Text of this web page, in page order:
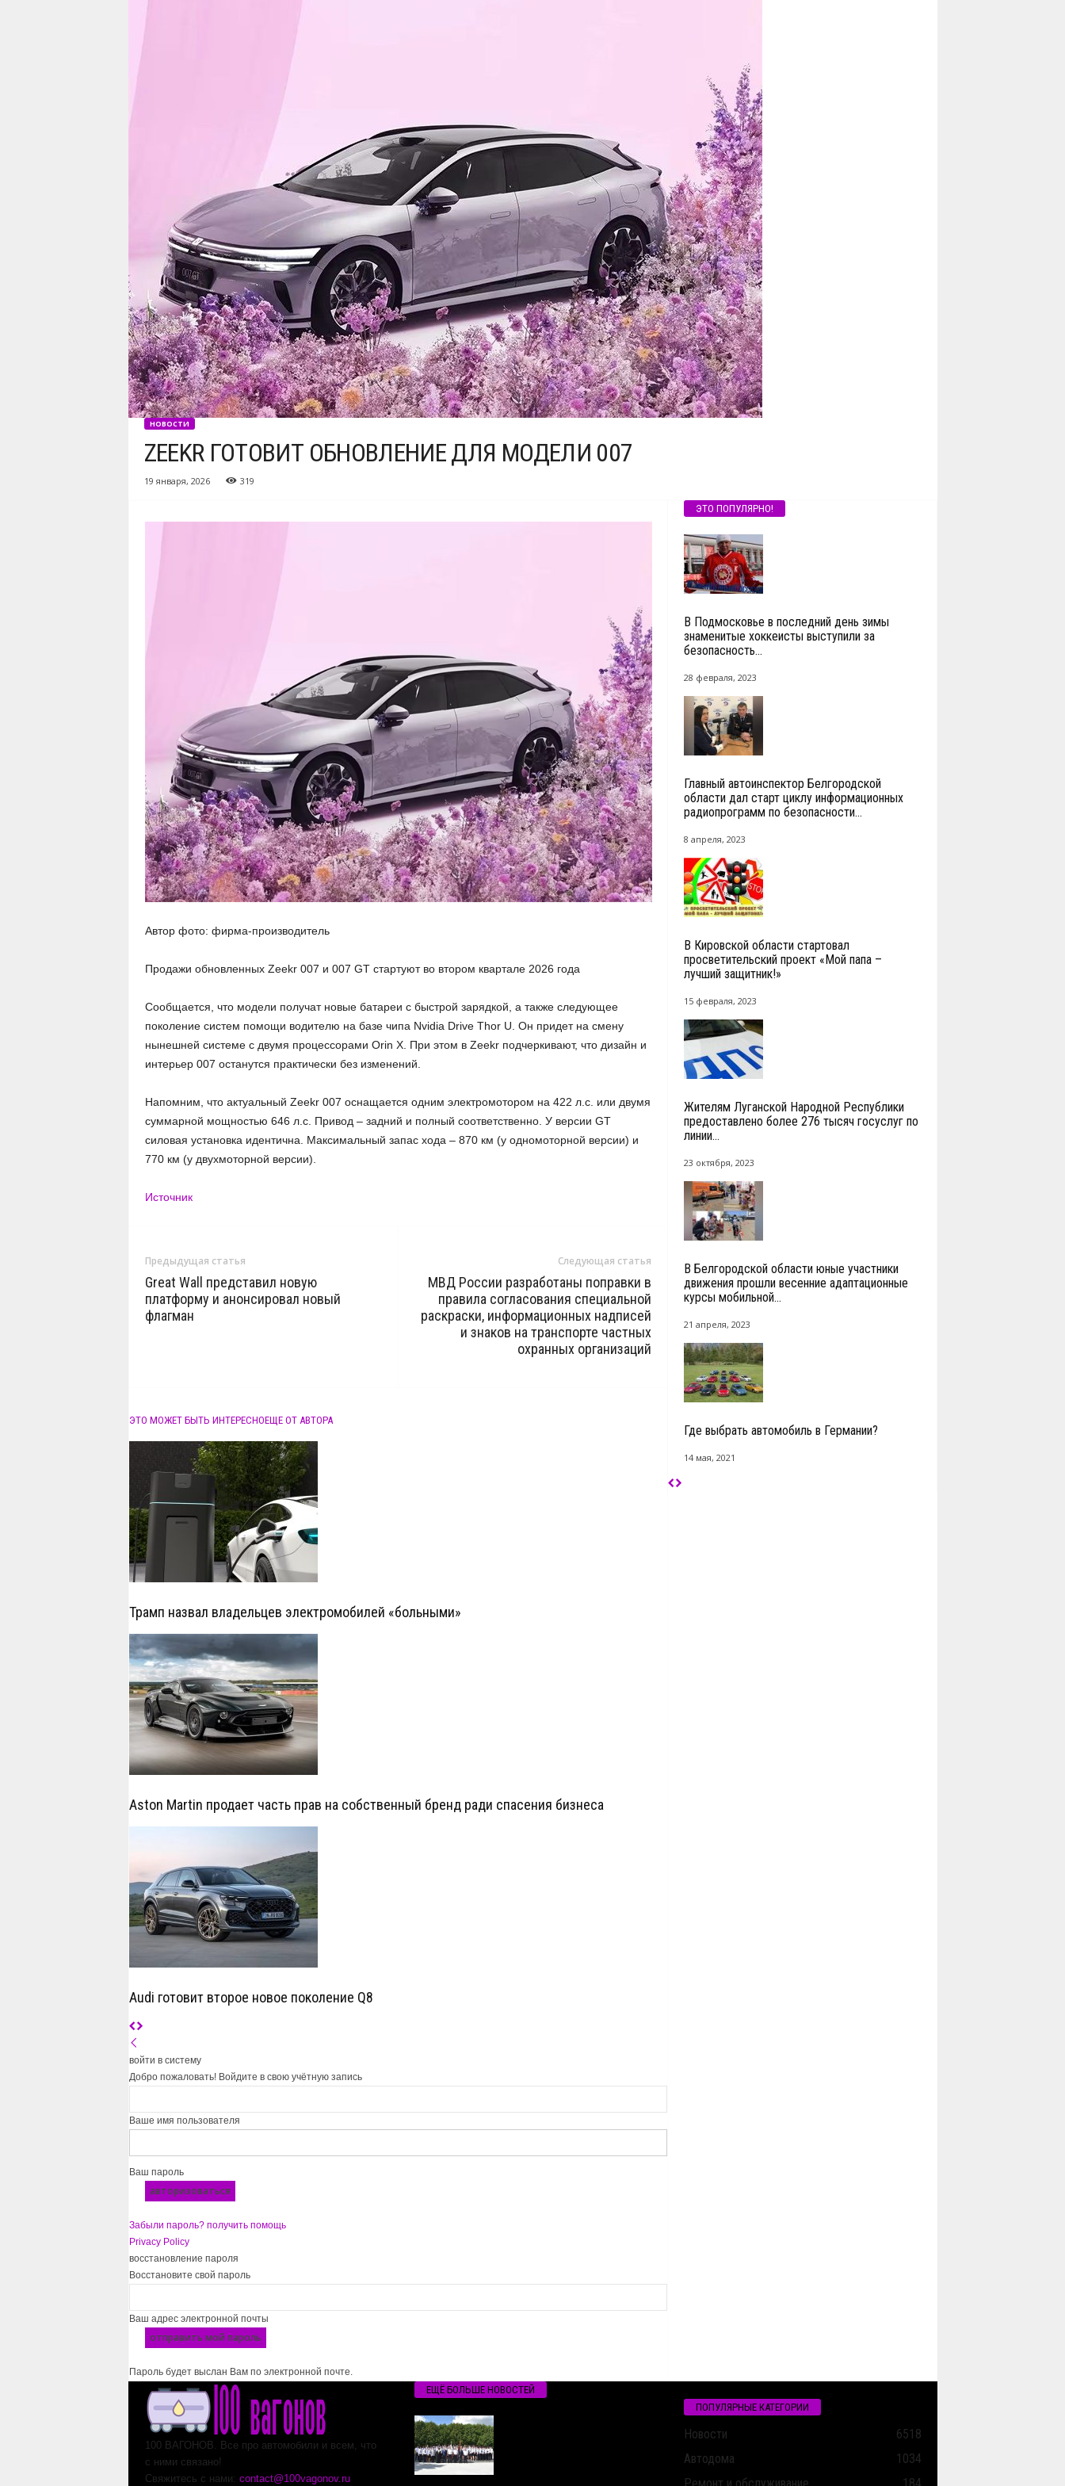
НОВОСТИ
ZEEKR ГОТОВИТ ОБНОВЛЕНИЕ ДЛЯ МОДЕЛИ 007
19 января, 2026 319
Автор фото: фирма-производитель
Продажи обновленных Zeekr 007 и 007 GT стартуют во втором квартале 2026 года
Сообщается, что модели получат новые батареи с быстрой зарядкой, а также следующее
поколение систем помощи водителю на базе чипа Nvidia Drive Thor U. Он придет на смену
нынешней системе с двумя процессорами Orin X. При этом в Zeekr подчеркивают, что дизайн и
интерьер 007 останутся практически без изменений.
Напомним, что актуальный Zeekr 007 оснащается одним электромотором на 422 л.с. или двумя
суммарной мощностью 646 л.с. Привод – задний и полный соответственно. У версии GT
силовая установка идентична. Максимальный запас хода – 870 км (у одномоторной версии) и
770 км (у двухмоторной версии).
Источник
Предыдущая статья
Great Wall представил новую
платформу и анонсировал новый
флагман
Следующая статья
МВД России разработаны поправки в
правила согласования специальной
раскраски, информационных надписей
и знаков на транспорте частных
охранных организаций
ЭТО МОЖЕТ БЫТЬ ИНТЕРЕСНОЕЩЕ ОТ АВТОРА
Трамп назвал владельцев электромобилей «больными»
Aston Martin продает часть прав на собственный бренд ради спасения бизнеса
Audi готовит второе новое поколение Q8
войти в систему
Добро пожаловать! Войдите в свою учётную запись
Ваше имя пользователя
Ваш пароль
Забыли пароль? получить помощь
Privacy Policy
восстановление пароля
Восстановите свой пароль
Ваш адрес электронной почты
Пароль будет выслан Вам по электронной почте.
ЭТО ПОПУЛЯРНО!
В Подмосковье в последний день зимы
знаменитые хоккеисты выступили за
безопасность...
28 февраля, 2023
Главный автоинспектор Белгородской
области дал старт циклу информационных
радиопрограмм по безопасности...
8 апреля, 2023
В Кировской области стартовал
просветительский проект «Мой папа –
лучший защитник!»
15 февраля, 2023
Жителям Луганской Народной Республики
предоставлено более 276 тысяч госуслуг по
линии...
23 октября, 2023
В Белгородской области юные участники
движения прошли весенние адаптационные
курсы мобильной...
21 апреля, 2023
Где выбрать автомобиль в Германии?
14 мая, 2021
100 ВАГОНОВ. Все про автомобили и всем, что
с ними связано!
Свяжитесь с нами: contact@100vagonov.ru
ЕЩЁ БОЛЬШЕ НОВОСТЕЙ
ПОПУЛЯРНЫЕ КАТЕГОРИИ
Новости
6518
Автодома
1034